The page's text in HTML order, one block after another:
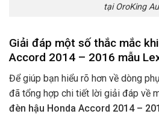
tại OroKing
Giải đáp một số thắc mắc
Accord 2014 – 2016 mẫu
Để giúp bạn hiểu rõ hơn về dòng
đã tổng hợp chi tiết lời giải đáp về
đèn hậu Honda Accord 2014 –